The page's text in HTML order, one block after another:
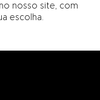
nosso site, com
escolha.